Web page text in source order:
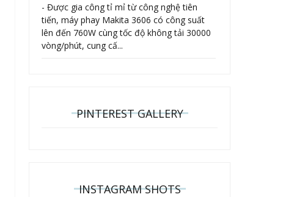
- Được gia công tỉ mỉ từ công nghệ tiên
tiến, máy phay Makita 3606 có công suất
lên đến 760W cùng tốc độ không tải 30000
vòng/phút, cung cấ...
PINTEREST GALLERY
INSTAGRAM SHOTS